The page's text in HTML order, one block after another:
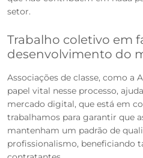
setor.
Trabalho coletivo em
desenvolvimento do
Associações de classe, como a
papel vital nesse processo,
mercado digital, que está em
trabalhamos para garantir que
mantenham um padrão de
profissionalismo, beneficiando